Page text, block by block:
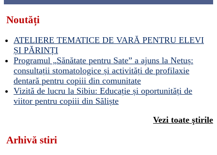
Noutăți
ATELIERE TEMATICE DE VARĂ PENTRU ELEVI
ȘI PĂRINȚI
Programul „Sănătate pentru Sate” a ajuns la Netuș:
consultații stomatologice și activități de profilaxie
dentară pentru copiii din comunitate
Vizită de lucru la Sibiu: Educație și oportunități de
viitor pentru copiii din Săliște
Vezi toate ştirile
Arhivă stiri